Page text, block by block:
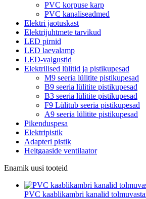
PVC korpuse karp
PVC kanaliseadmed
Elektri jaotuskast
Elektrijuhtmete tarvikud
LED pirnid
LED laevalamp
LED-valgustid
Elektrilised lülitid ja pistikupesad
M9 seeria lülitite pistikupesad
B9 seeria lülitite pistikupesad
B3 seeria lülitite pistikupesad
F9 Lülitub seeria pistikupesad
A9 seeria lülitite pistikupesad
Pikenduspesa
Elektripistik
Adapteri pistik
Heitgaaside ventilaator
Enamik uusi tooteid
PVC kaablikambri kanalid